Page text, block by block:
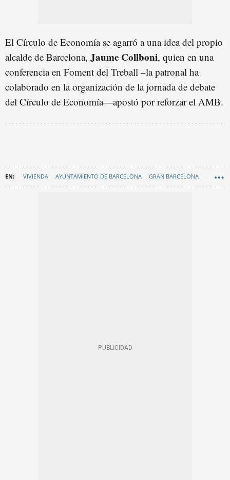
El Círculo de Economía se agarró a una idea del propio
alcalde de Barcelona, Jaume Collboni, quien en una
conferencia en Foment del Treball –la patronal ha
colaborado en la organización de la jornada de debate
del Círculo de Economía—apostó por reforzar el AMB.
VIVIENDA AYUNTAMIENTO DE BARCELONA GRAN BARCELONA